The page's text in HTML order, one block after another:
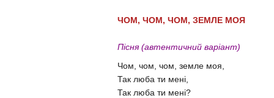
ЧОМ, ЧОМ, ЧОМ, ЗЕМЛЕ МОЯ
Пісня (автентичний варіант)
Чом, чом, чом, земле моя,
Так люба ти мені,
Так люба ти мені?